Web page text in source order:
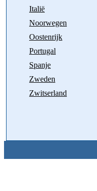
Italië
Noorwegen
Oostenrijk
Portugal
Spanje
Zweden
Zwitserland